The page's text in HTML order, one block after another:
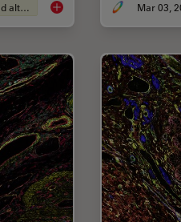
Sistema di congelamento ad alta pressione The “Waffle Method”: High-
Mar 03,